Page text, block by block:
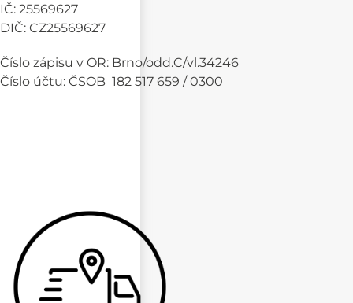
IČ: 25569627
DIČ: CZ25569627
Číslo zápisu v OR: Brno/odd.C/vl.34246
Číslo účtu: ČSOB 182 517 659 / 0300